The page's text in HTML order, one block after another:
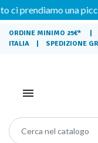
una piccola
ORDINE MINIMO 25€* |
ITALIA | SPEDIZIONE
